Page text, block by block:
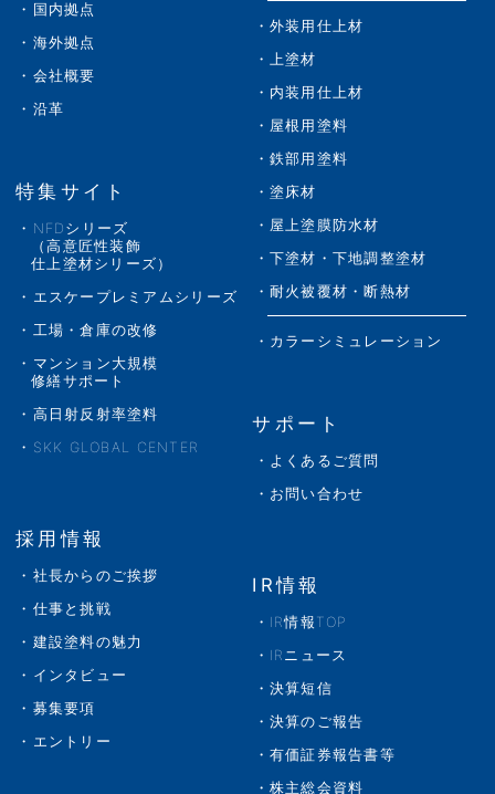
国内拠点
海外拠点
会社概要
沿革
外装用仕上材
上塗材
内装用仕上材
屋根用塗料
鉄部用塗料
塗床材
屋上塗膜防水材
下塗材・下地調整塗材
耐火被覆材・断熱材
カラーシミュレーション
特集サイト
NFDシリーズ
（高意匠性装飾
仕上塗材シリーズ）
エスケープレミアムシリーズ
工場・倉庫の改修
マンション大規模
修繕サポート
高日射反射率塗料
SKK GLOBAL CENTER
サポート
よくあるご質問
お問い合わせ
採用情報
社長からのご挨拶
仕事と挑戦
建設塗料の魅力
インタビュー
募集要項
エントリー
IR情報
IR情報TOP
IRニュース
決算短信
決算のご報告
有価証券報告書等
株主総会資料